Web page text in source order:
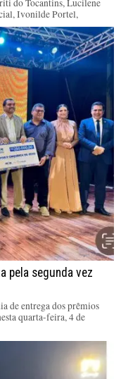
do Tocantins, Lucilene
Ivonilde Portel,
pela segunda vez
de entrega dos prêmios
quarta-feira, 4 de